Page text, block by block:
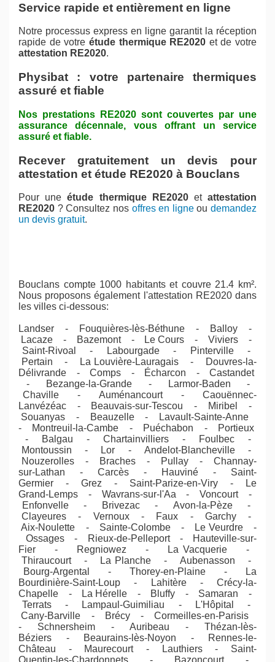
Service rapide et entièrement en ligne
Notre processus express en ligne garantit la réception
rapide de votre étude thermique RE2020 et de votre
attestation RE2020.
Physibat : votre partenaire thermiques
assuré et fiable
Nos prestations RE2020 sont couvertes par une
assurance décennale, vous offrant un service
assuré et fiable.
Recever gratuitement un devis pour
attestation et étude RE2020 à Bouclans
Pour uneétude thermique RE2020etattestation
RE2020 ? Consultez nos offres en ligneou demandez
un devis gratuit.
Bouclans compte 1000 habitants et couvre 21.4 km².
Nous proposons également l'attestation RE2020 dans
les villes ci-dessous:
Landser - Fouquières-lès-Béthune - Balloy -
Lacaze - Bazemont - Le Cours - Viviers -
Saint-Rivoal - Labourgade - Pinterville -
Pertain - La Louvière-Lauragais - Douvres-la-
Délivrande - Comps - Écharcon - Castandet
- Bezange-la-Grande - Larmor-Baden -
Chaville - Auménancourt - Caouënnec-
Lanvézéac - Beauvais-sur-Tescou - Miribel -
Souanyas - Beauzelle - Lavault-Sainte-Anne
- Montreuil-la-Cambe - Puéchabon - Portieux
- Balgau - Chartainvilliers - Foulbec -
Montoussin - Lor - Andelot-Blancheville -
Nouzerolles - Braches - Pullay - Channay-
sur-Lathan - Carcès - Hauviné - Saint-
Germier - Grez - Saint-Parize-en-Viry - Le
Grand-Lemps - Wavrans-sur-l'Aa - Voncourt -
Enfonvelle - Brivezac - Avon-la-Pèze -
Clayeures - Vernoux - Faux - Garchy -
Aix-Noulette - Sainte-Colombe - Le Veurdre -
Ossages - Rieux-de-Pelleport - Hauteville-sur-
Fier - Regniowez - La Vacquerie -
Thiraucourt - La Planche - Aubenasson -
Bourg-Argental - Thorey-en-Plaine - La
Bourdinière-Saint-Loup - Lahitère - Crécy-la-
Chapelle - La Hérelle - Bluffy - Samaran -
Terrats - Lampaul-Guimiliau - L'Hôpital -
Cany-Barville - Brécy - Cormeilles-en-Parisis
- Schnersheim - Auribeau - Thézan-lès-
Béziers - Beaurains-lès-Noyon - Rennes-le-
Château - Maurecourt - Lauthiers - Saint-